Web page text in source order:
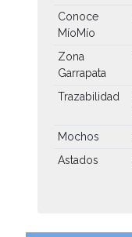
Conoce
MíoMío
Zona
Garrapata
Trazabilidad
Mochos
Astados